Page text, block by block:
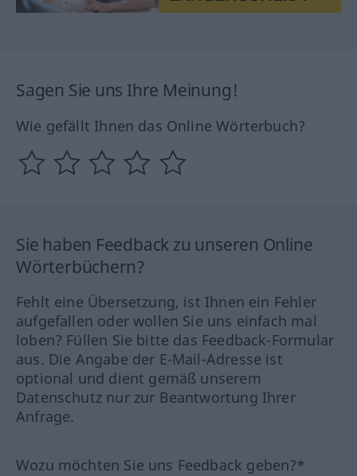
Sagen Sie uns Ihre Meinung!
Wie gefällt Ihnen das Online Wörterbuch?
Sie haben Feedback zu unseren Online
Wörterbüchern?
Fehlt eine Übersetzung, ist Ihnen ein Fehler
aufgefallen oder wollen Sie uns einfach mal
loben? Füllen Sie bitte das Feedback-Formular
aus. Die Angabe der E-Mail-Adresse ist
optional und dient gemäß unserem
Datenschutz nur zur Beantwortung Ihrer
Anfrage.
Wozu möchten Sie uns Feedback geben?*